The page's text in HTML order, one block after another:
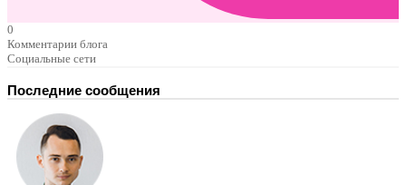
0
Комментарии блога
Социальные сети
Последние сообщения